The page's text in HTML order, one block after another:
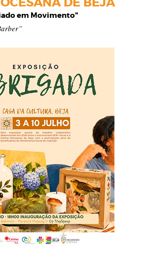
em Movimento"